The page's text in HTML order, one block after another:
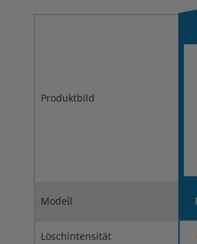
Produktbild
Modell
Löschintensität